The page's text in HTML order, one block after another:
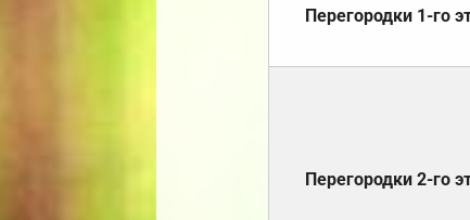
Перегородки 1-го
Перегородки 2-го